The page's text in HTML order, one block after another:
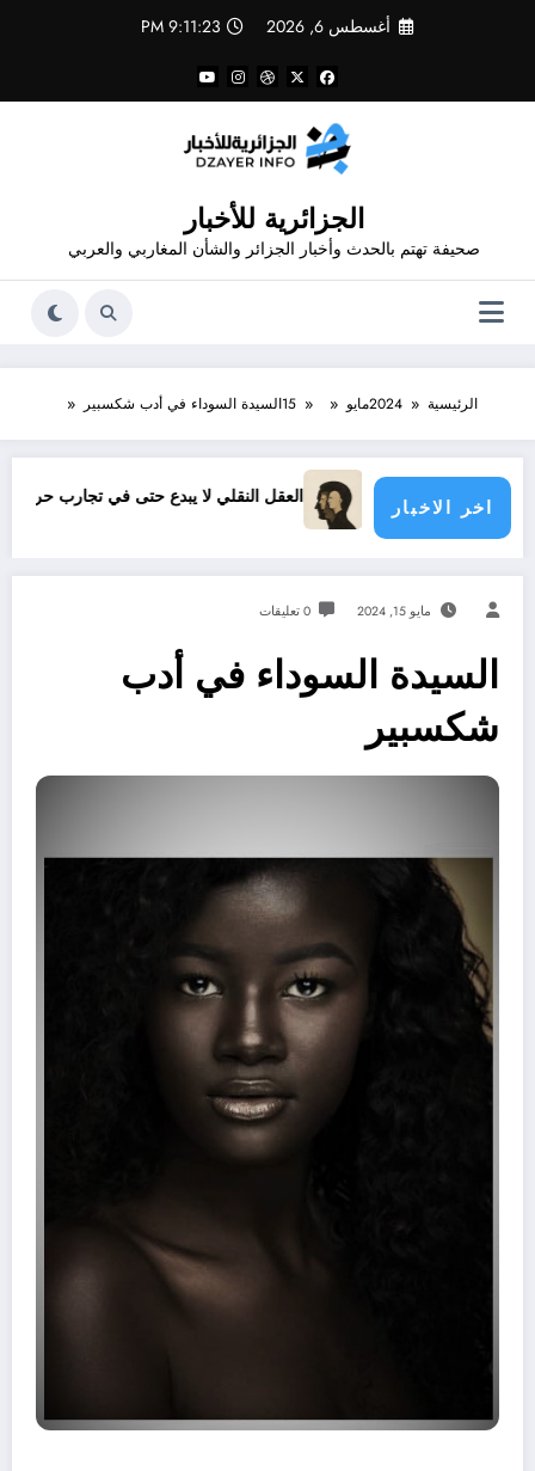
أغسطس 6, 2026 9:11:24 PM
الجزائرية للأخبار
صحيفة تهتم بالحدث وأخبار الجزائر والشأن المغاربي والعربي
الرئيسية 2024مايو 15السيدة السوداء في أدب شكسبير
اخر الاخبار
العقل النقلي لا يبدع حتى في تجارب حركات التحرر الوطني
مايو 15, 2024 0 تعليقات
السيدة السوداء في أدب
شكسبير